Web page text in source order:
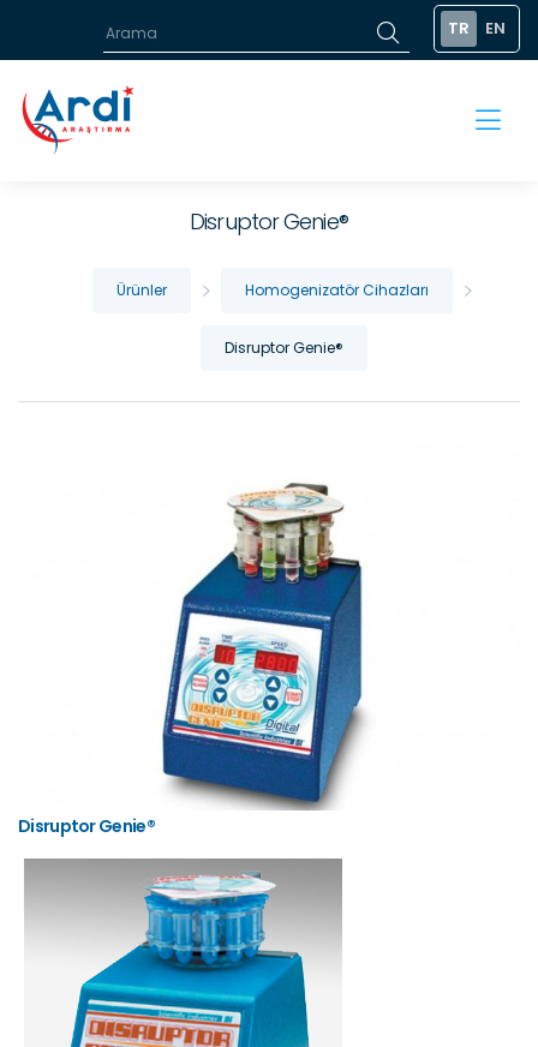
TR EN
Disruptor Genie®
Ürünler Homogenizatör Cihazları
Disruptor Genie®
Disruptor Genie®